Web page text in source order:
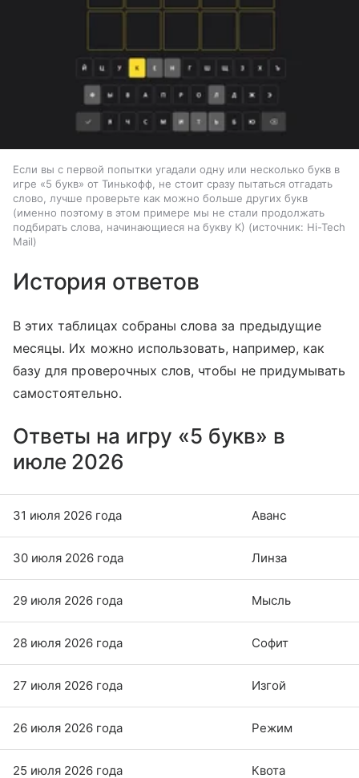
Если вы с первой попытки угадали одну или несколько букв в
игре «5 букв» от Тинькофф, не стоит сразу пытаться отгадать
слово, лучше проверьте как можно больше других букв
(именно поэтому в этом примере мы не стали продолжать
подбирать слова, начинающиеся на букву К)
источник: Hi-Tech
Mail
История ответов
В этих таблицах собраны слова за предыдущие
месяцы. Их можно использовать, например, как
базу для проверочных слов, чтобы не придумывать
самостоятельно.
Ответы на игру «5 букв» в
июле 2026
31 июля 2026 года Аванс
30 июля 2026 года Линза
29 июля 2026 года Мысль
28 июля 2026 года Софит
27 июля 2026 года Изгой
26 июля 2026 года Режим
25 июля 2026 года Квота